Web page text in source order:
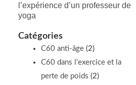
l’expérience d’un professeur de
yoga
Catégories
C60 anti-âge(2)
C60 dans l'exercice et la
perte de poids (2)